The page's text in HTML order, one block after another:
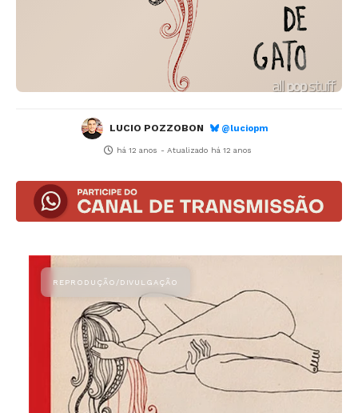
LUCIO POZZOBON @luciopm
há 12 anos - Atualizado há 12 anos